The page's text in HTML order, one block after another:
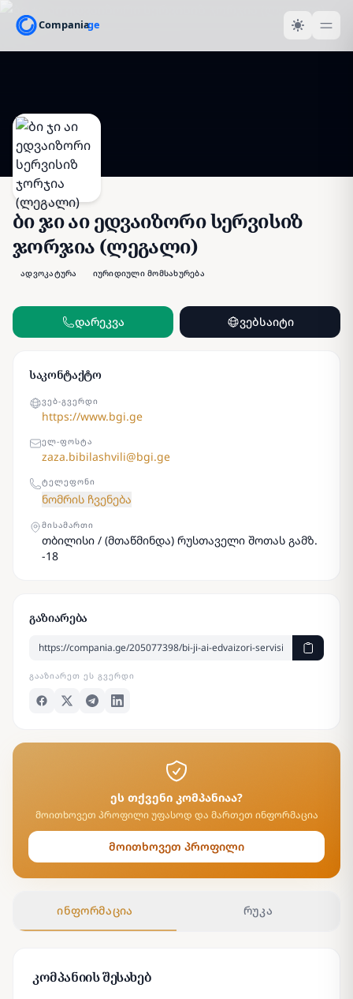
ბი ჯი აი ედვაიზორი სერვისიზ
ჯორჯია (ლეგალი)
ადვოკატურა იურიდიული მომსახურება
დარეკვა ვებსაიტი
საკონტაქტო
ᲕᲔᲑ-ᲒᲕᲔᲠᲓᲘ
https://www.bgi.ge
ᲔᲚ-ᲤᲝᲡᲢᲐ
zaza.bibilashvili@bgi.ge
ᲢᲔᲚᲔᲤᲝᲜᲘ
ნომრის ჩვენება
ᲛᲘᲡᲐᲛᲐᲠᲗᲘ
თბილისი / (მთაწმინდა) რუსთაველი შოთას გამზ.
-18
გაზიარება
ᲒᲐᲐᲖᲘᲐᲠᲔᲗ ᲔᲡ ᲒᲕᲔᲠᲓᲘ
ეს თქვენი კომპანიაა?
მოითხოვეთ პროფილი უფასოდ და მართეთ ინფორმაცია
მოითხოვეთ პროფილი
ინფორმაცია რუკა
კომპანიის შესახებ